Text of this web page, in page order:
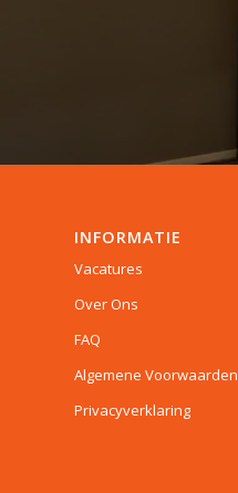
INFORMATIE
Vacatures
Over Ons
FAQ
Algemene Voorwaarden
Privacyverklaring